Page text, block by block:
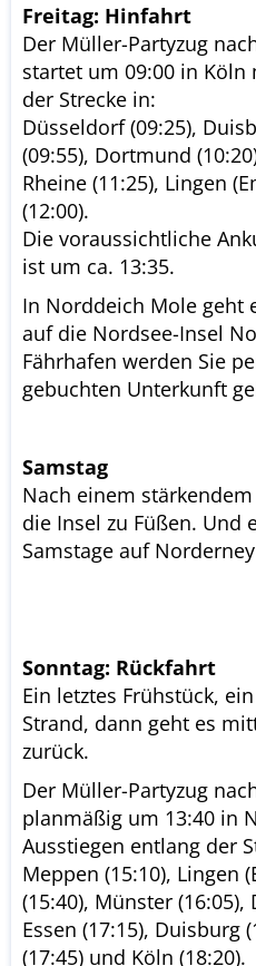
Freitag: Hinfahrt
Der Müller-Partyzug
startet um 09:00 in
der Strecke in:
Düsseldorf (09:25),
(09:55), Dortmund
Rheine (11:25), Lingen
(12:00).
Die voraussichtliche
ist um ca. 13:35.
In Norddeich Mole geht
auf die Nordsee-Insel
Fährhafen werden Sie
gebuchten Unterkunft
Samstag
Nach einem
die Insel zu Füßen. Und
Samstage auf
Sonntag: Rückfahrt
Ein letztes Frühstück,
Strand, dann geht es
zurück.
Der Müller-Partyzug
planmäßig um 13:40 in
Ausstiegen entlang der
Meppen (15:10), Lingen
(15:40), Münster
Essen (17:15), Duisburg
(17:45) und Köln (18:20).